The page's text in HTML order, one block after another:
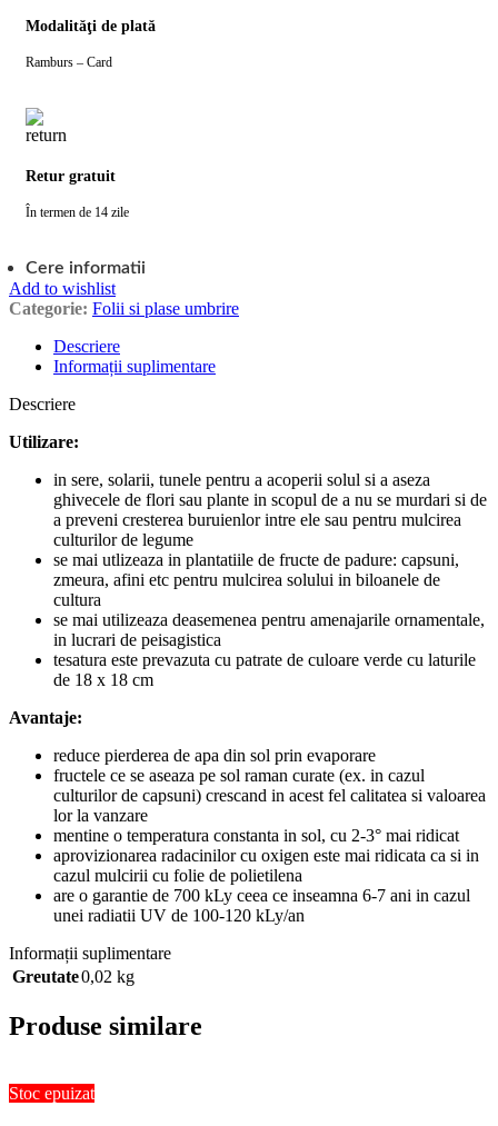
Modalităţi de plată
Ramburs – Card
Retur gratuit
În termen de 14 zile
Cere informatii
Add to wishlist
Categorie: Folii si plase umbrire
Descriere
Informații suplimentare
Descriere
Utilizare:
in sere, solarii, tunele pentru a acoperii solul si a aseza
ghivecele de flori sau plante in scopul de a nu se murdari si de
a preveni cresterea buruienlor intre ele sau pentru mulcirea
culturilor de legume
se mai utlizeaza in plantatiile de fructe de padure: capsuni,
zmeura, afini etc pentru mulcirea solului in biloanele de
cultura
se mai utilizeaza deasemenea pentru amenajarile ornamentale,
in lucrari de peisagistica
tesatura este prevazuta cu patrate de culoare verde cu laturile
de 18 x 18 cm
Avantaje:
reduce pierderea de apa din sol prin evaporare
fructele ce se aseaza pe sol raman curate (ex. in cazul
culturilor de capsuni) crescand in acest fel calitatea si valoarea
lor la vanzare
mentine o temperatura constanta in sol, cu 2-3° mai ridicat
aprovizionarea radacinilor cu oxigen este mai ridicata ca si in
cazul mulcirii cu folie de polietilena
are o garantie de 700 kLy ceea ce inseamna 6-7 ani in cazul
unei radiatii UV de 100-120 kLy/an
Informații suplimentare
Greutate0,02 kg
Produse similare
Stoc epuizat